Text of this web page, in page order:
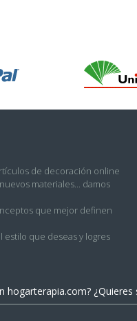
de decoración online
materiales... damos
que mejor definen
que deseas y logres
hogarterapia.com?